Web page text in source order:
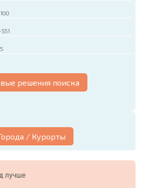
551
решения поиска
/ Курорты
лучше